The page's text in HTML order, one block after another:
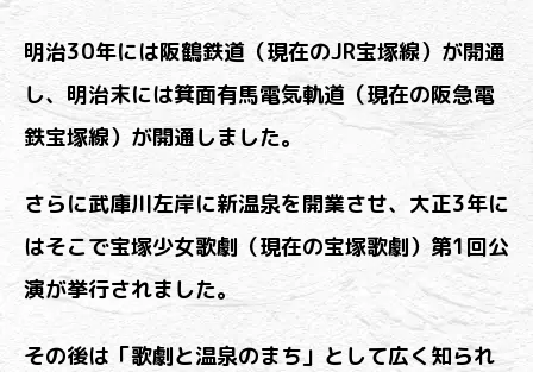
明治30年には阪鶴鉄道（現在のJR宝塚線）が開通
し、明治末には箕面有馬電気軌道（現在の阪急電
鉄宝塚線）が開通しました。
さらに武庫川左岸に新温泉を開業させ、大正3年に
はそこで宝塚少女歌劇（現在の宝塚歌劇）第1回公
演が挙行されました。
その後は「歌劇と温泉のまち」として広く知られ